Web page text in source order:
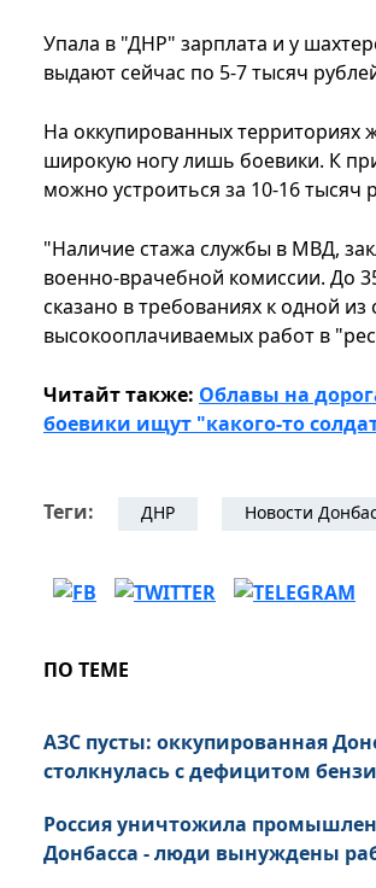
Упала в "ДНР" зарплата и у
выдают сейчас по 5-7 тысяч
На оккупированных территориях
широкую ногу лишь боевики. К
можно устроиться за 10-16 тысяч
"Наличие стажа службы в МВД,
военно-врачебной комиссии. До
сказано в требованиях к одной из
высокооплачиваемых работ в
Читайт также: Облавы на
боевики ищут "какого-то
Теги: ДНР Новости
ПО ТЕМЕ
АЗС пусты: оккупированная
столкнулась с дефицитом
Россия уничтожила
Донбасса - люди вынуждены